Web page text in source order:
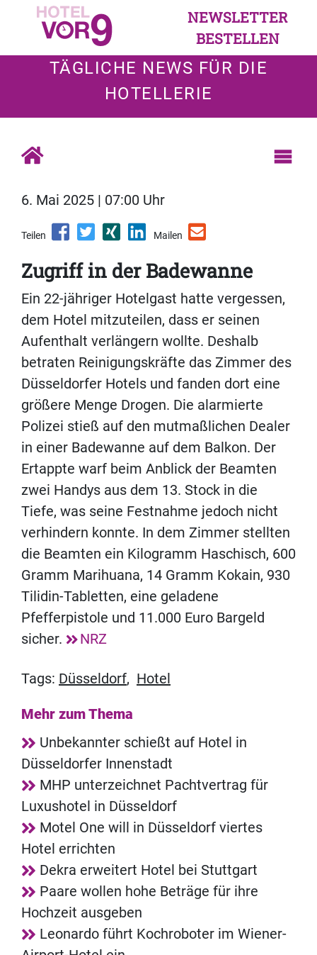
NEWSLETTER
BESTELLEN
TÄGLICHE NEWS FÜR DIE
HOTELLERIE
6. Mai 2025 | 07:00 Uhr
Teilen Mailen
Zugriff in der Badewanne
Ein 22-jähriger Hotelgast hatte vergessen,
dem Hotel mitzuteilen, dass er seinen
Aufenthalt verlängern wollte. Deshalb
betraten Reinigungskräfte das Zimmer des
Düsseldorfer Hotels und fanden dort eine
größere Menge Drogen. Die alarmierte
Polizei stieß auf den mutmaßlichen Dealer
in einer Badewanne auf dem Balkon. Der
Ertappte warf beim Anblick der Beamten
zwei Handys aus dem 13. Stock in die
Tiefe, was seine Festnahme jedoch nicht
verhindern konnte. In dem Zimmer stellten
die Beamten ein Kilogramm Haschisch, 600
Gramm Marihuana, 14 Gramm Kokain, 930
Tilidin-Tabletten, eine geladene
Pfefferpistole und 11.000 Euro Bargeld
sicher.
NRZ
Tags: Düsseldorf, Hotel
Mehr zum Thema
Unbekannter schießt auf Hotel in
Düsseldorfer Innenstadt
MHP unterzeichnet Pachtvertrag für
Luxushotel in Düsseldorf
Motel One will in Düsseldorf viertes
Hotel errichten
Dekra erweitert Hotel bei Stuttgart
Paare wollen hohe Beträge für ihre
Hochzeit ausgeben
Leonardo führt Kochroboter im Wiener-